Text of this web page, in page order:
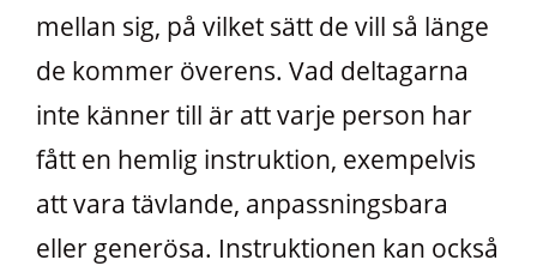
mellan sig, på vilket sätt de vill så länge
de kommer överens. Vad deltagarna
inte känner till är att varje person har
fått en hemlig instruktion, exempelvis
att vara tävlande, anpassningsbara
eller generösa. Instruktionen kan också